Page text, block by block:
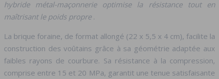
hybride métal-maçonnerie optimise la résistance tout en
maîtrisant le poids propre .
La brique foraine, de format allongé (22 x 5,5 x 4 cm), facilite la
construction des voûtains grâce à sa géométrie adaptée aux
faibles rayons de courbure. Sa résistance à la compression,
comprise entre 15 et 20 MPa, garantit une tenue satisfaisante